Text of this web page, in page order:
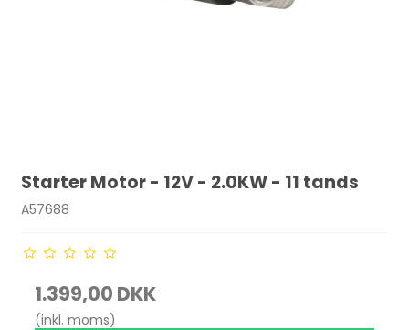
Starter Motor - 12V - 2.0KW - 11 tands
A57688
1.399,00 DKK
(inkl. moms)